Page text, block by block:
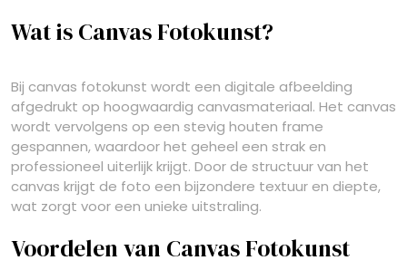
Wat is Canvas Fotokunst?
Bij canvas fotokunst wordt een digitale afbeelding
afgedrukt op hoogwaardig canvasmateriaal. Het canvas
wordt vervolgens op een stevig houten frame
gespannen, waardoor het geheel een strak en
professioneel uiterlijk krijgt. Door de structuur van het
canvas krijgt de foto een bijzondere textuur en diepte,
wat zorgt voor een unieke uitstraling.
Voordelen van Canvas Fotokunst